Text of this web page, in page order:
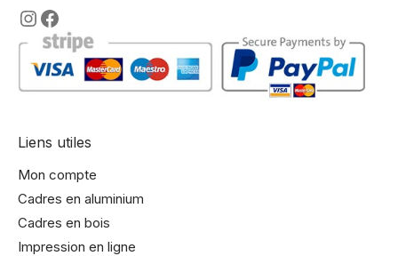
https://www.instagram.com/
https://www.facebook.com/
Liens utiles
Mon compte
Cadres en aluminium
Cadres en bois
Impression en ligne